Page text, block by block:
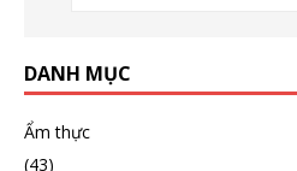
DANH MỤC
Ẩm thực
(43)